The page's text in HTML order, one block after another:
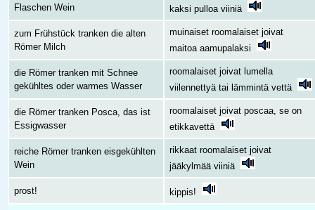
Flaschen Wein
kaksi pulloa viiniä
zum Frühstück tranken die alten
Römer Milch
muinaiset roomalaiset joivat
maitoa aamupalaksi
die Römer tranken mit Schnee
gekühltes oder warmes Wasser
roomalaiset joivat lumella
viilennettyä tai lämmintä vettä
die Römer tranken Posca, das ist
Essigwasser
roomalaiset joivat poscaa, se on
etikkavettä
reiche Römer tranken eisgekühlten
Wein
rikkaat roomalaiset joivat
jääkylmää viiniä
prost! kippis!